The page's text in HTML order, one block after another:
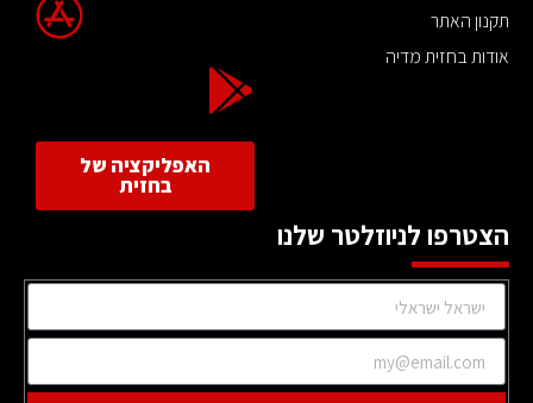
תקנון האתר
אודות בחזית מדיה
האפליקציה של
בחזית
הצטרפו לניוזלטר שלנו